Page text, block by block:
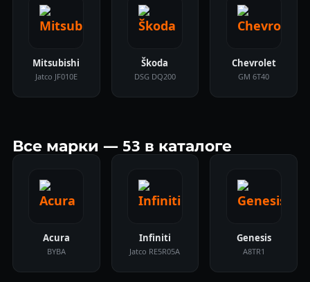
Mitsubishi
Jatco JF010E
Škoda
DSG DQ200
Chevrolet
GM 6T40
Все марки — 53 в каталоге
Acura
BYBA
Infiniti
Jatco RE5R05A
Genesis
A8TR1